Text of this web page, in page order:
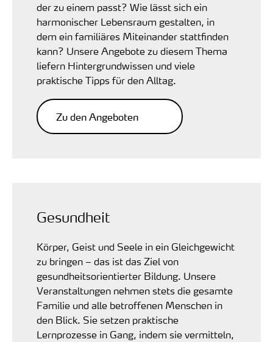
der zu einem passt? Wie lässt sich ein
harmonischer Lebensraum gestalten, in
dem ein familiäres Miteinander stattfinden
kann? Unsere Angebote zu diesem Thema
liefern Hintergrundwissen und viele
praktische Tipps für den Alltag.
Zu den Angeboten
Gesundheit
Körper, Geist und Seele in ein Gleichgewicht
zu bringen – das ist das Ziel von
gesundheitsorientierter Bildung. Unsere
Veranstaltungen nehmen stets die gesamte
Familie und alle betroffenen Menschen in
den Blick. Sie setzen praktische
Lernprozesse in Gang, indem sie vermitteln,